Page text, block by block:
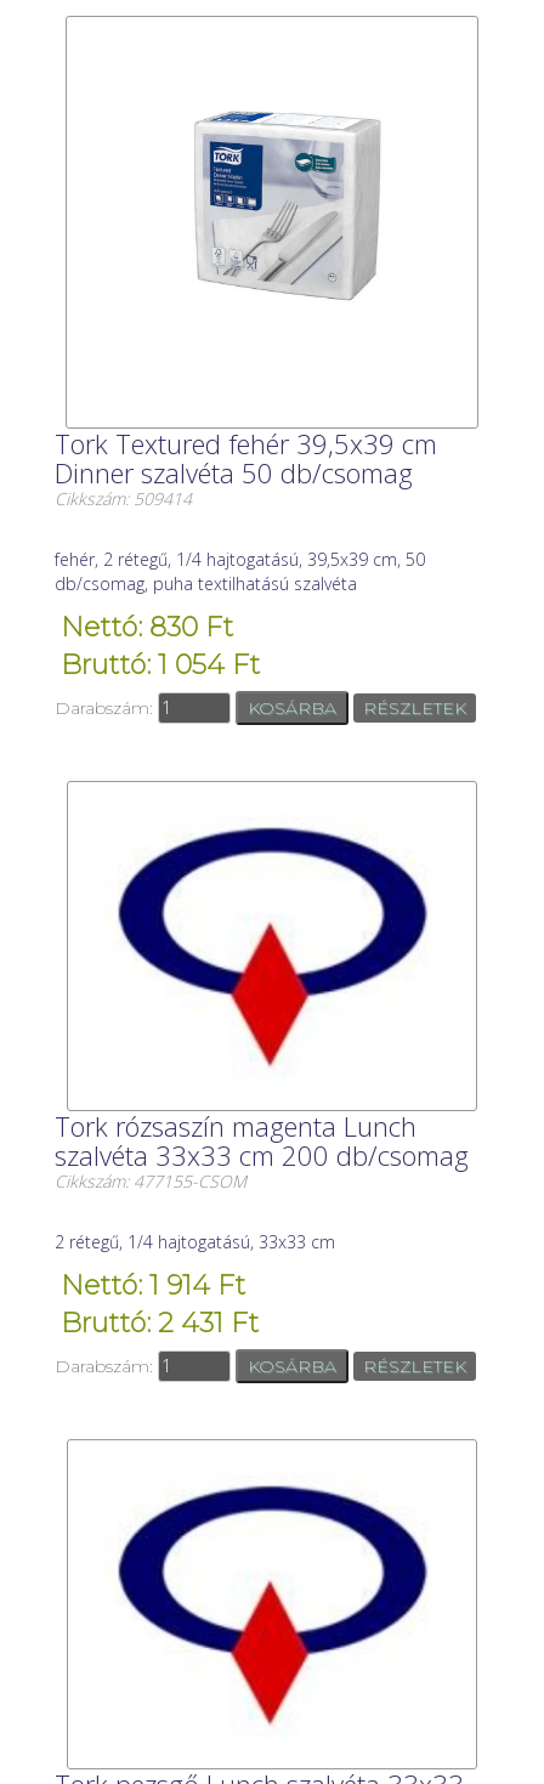
Tork Textured fehér 39,5x39 cm
Dinner szalvéta 50 db/csomag
Cikkszám: 509414
fehér, 2 rétegű, 1/4 hajtogatású, 39,5x39 cm, 50
db/csomag, puha textilhatású szalvéta
Nettó: 830 Ft
Bruttó: 1 054 Ft
Darabszám: RÉSZLETEK
Tork rózsaszín magenta Lunch
szalvéta 33x33 cm 200 db/csomag
Cikkszám: 477155-CSOM
2 rétegű, 1/4 hajtogatású, 33x33 cm
Nettó: 1 914 Ft
Bruttó: 2 431 Ft
Darabszám: RÉSZLETEK